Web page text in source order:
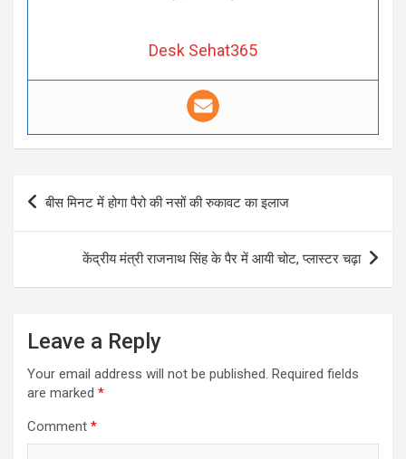
Desk Sehat365
Post
navigation
बीस मिनट में होगा पैरो की नसों की रुकावट का इलाज
केंद्रीय मंत्री राजनाथ सिंह के पैर में आयी चोट, प्लास्टर चढ़ा
Leave a Reply
Your email address will not be published. Required fields
are marked *
Comment *